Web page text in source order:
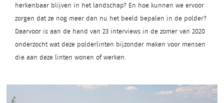
herkenbaar blijven in het landschap? En hoe kunnen we ervoor
zorgen dat ze nog meer dan nu het beeld bepalen in de polder?
Daarvoor is aan de hand van 23 interviews in de zomer van 2020
onderzocht wat deze polderlinten bijzonder maken voor mensen
die aan deze linten wonen of werken.